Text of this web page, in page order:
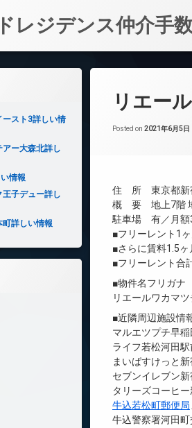
レジデンス仲介手
リエー
Posted on 2021年6月5日
住 所 東京都新
概 要 地上7階
駐車場 有／月額
■フリーレント1
■さらに賃料1.5
■フリーレント合
■物件名フリガナ
リエールワカマツ
■近隣周辺施設情
マルエツプチ早
ライフ若松河田
まいばすけっと
セブンイレブン
タリーズコーヒ
牛込若松町郵便局
牛込警察署河田
ースト3詳しい情
ー大森北詳し
情報
王子デュー詳し
町詳しい情報